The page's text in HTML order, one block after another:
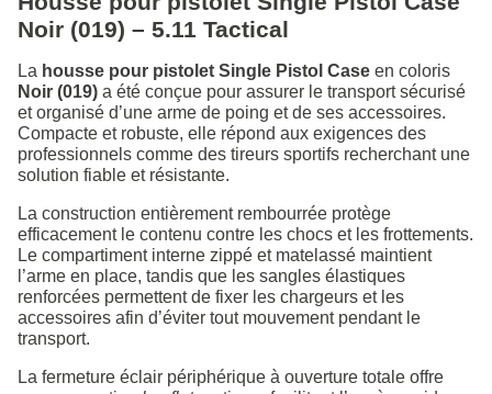
Noir (019) – 5.11 Tactical
La housse pour pistolet Single Pistol Case en coloris
Noir (019) a été conçue pour assurer le transport sécurisé
et organisé d’une arme de poing et de ses accessoires.
Compacte et robuste, elle répond aux exigences des
professionnels comme des tireurs sportifs recherchant une
solution fiable et résistante.
La construction entièrement rembourrée protège
efficacement le contenu contre les chocs et les frottements.
Le compartiment interne zippé et matelassé maintient
l’arme en place, tandis que les sangles élastiques
renforcées permettent de fixer les chargeurs et les
accessoires afin d’éviter tout mouvement pendant le
transport.
La fermeture éclair périphérique à ouverture totale offre